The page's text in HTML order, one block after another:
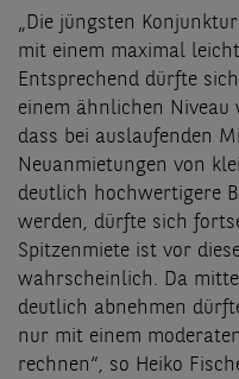
„Die jüngsten
mit einem maximal
Entsprechend dürfte
einem ähnlichen Niveau
dass bei auslaufenden
Neuanmietungen von
deutlich hochwertigere
werden, dürfte sich
Spitzenmiete ist vor
wahrscheinlich. Da
deutlich abnehmen
nur mit einem
rechnen“, so Heiko